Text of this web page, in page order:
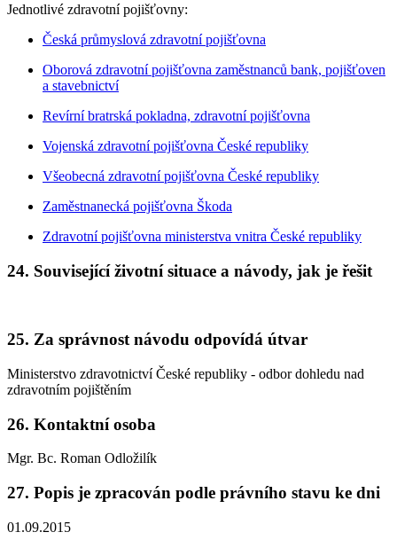
Jednotlivé zdravotní pojišťovny:
Česká průmyslová zdravotní pojišťovna
Oborová zdravotní pojišťovna zaměstnanců bank, pojišťoven
a stavebnictví
Revírní bratrská pokladna, zdravotní pojišťovna
Vojenská zdravotní pojišťovna České republiky
Všeobecná zdravotní pojišťovna České republiky
Zaměstnanecká pojišťovna Škoda
Zdravotní pojišťovna ministerstva vnitra České republiky
24. Související životní situace a návody, jak je řešit
25. Za správnost návodu odpovídá útvar
Ministerstvo zdravotnictví České republiky - odbor dohledu nad
zdravotním pojištěním
26. Kontaktní osoba
Mgr. Bc. Roman Odložilík
27. Popis je zpracován podle právního stavu ke dni
01.09.2015